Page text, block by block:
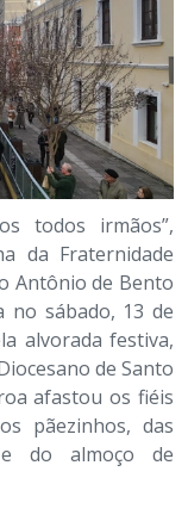
todos irmãos”,
da Fraternidade
Antônio de Bento
no sábado, 13 de
alvorada festiva,
de Santo
afastou os fiéis
pãezinhos, das
do almoço de